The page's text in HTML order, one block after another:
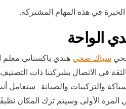
في هذه المهام المشتركة.
الواحة
سباك صحي هندي باكستاني
في الاتصال بشركتنا ذات
والتركيبات والصيانة . ستعامل
المرة الأولى وسيتم ترك المكان